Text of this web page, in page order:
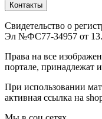
Контакты
Свидетельство о
Эл №ФС77-34957 от
Права на все
портале, принадлежат
При использовании
активная ссылка на